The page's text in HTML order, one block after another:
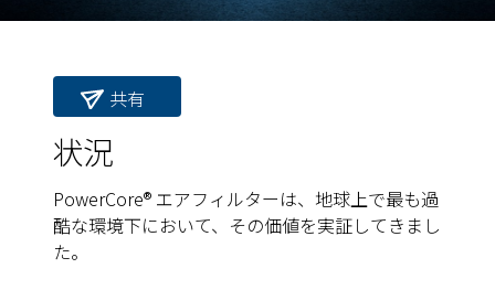
共有
状況
PowerCore® エアフィルターは、地球上で最も過
酷な環境下において、その価値を実証してきまし
た。